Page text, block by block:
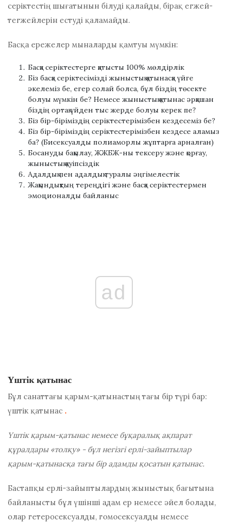
серіктестің шығатынын білуді қалайды, бірақ егжей-
тегжейлерін естуді қаламайды.
Басқа ережелер мыналарды қамтуы мүмкін:
Басқа серіктестерге қатысты 100% мөлдірлік
Біз басқа серіктесімізді жыныстық қатынасқа үйге
әкелеміз бе, егер солай болса, бұл біздің төсекте
болуы мүмкін бе? Немесе жыныстық қатынас әрқашан
біздің ортақ үйден тыс жерде болуы керек пе?
Біз бір-біріміздің серіктестерімізбен кездесеміз бе?
Біз бір-біріміздің серіктестерімізбен кездесе аламыз
ба? (Бисексуалды полиаморлы жұптарға арналған)
Босануды бақылау, ЖЖБЖ-ны тексеру және қорғау,
жыныстық қауіпсіздік
Адалдық пен адалдық туралы әңгімелестік
Жақындықтың тереңдігі және басқа серіктестермен
эмоционалды байланыс
ad
Үштік қатынас
Бұл санаттағы қарым-қатынастың тағы бір түрі бар:
үштік қатынас .
Үштік қарым-қатынас немесе бұқаралық ақпарат
құралдары «толқу» - бұл негізгі ерлі-зайыптылар
қарым-қатынасқа тағы бір адамды қосатын қатынас.
Бастапқы ерлі-зайыптылардың жыныстық бағытына
байланысты бұл үшінші адам ер немесе әйел болады,
олар гетеросексуалды, гомосексуалды немесе